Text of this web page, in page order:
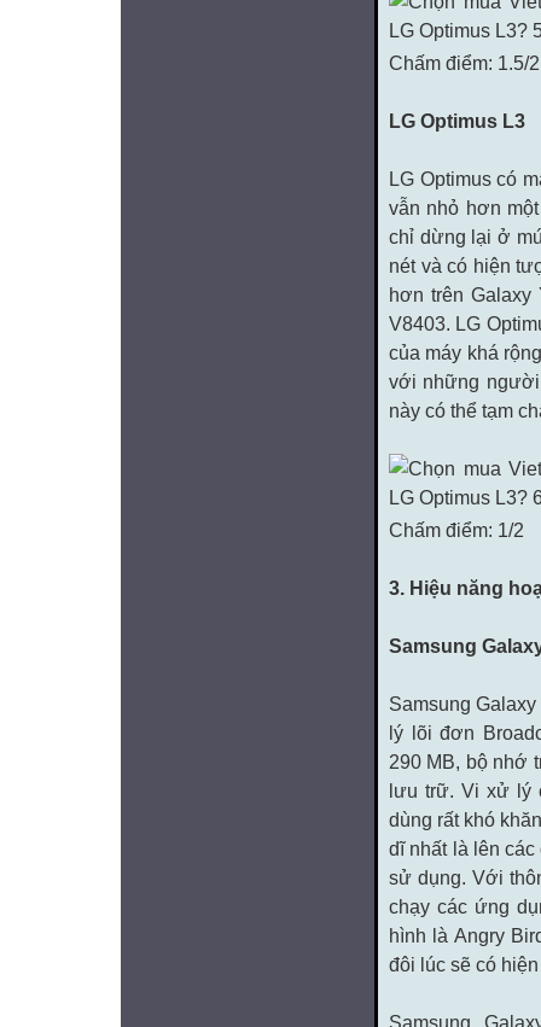
Chấm điểm: 1.5/2
LG Optimus L3
LG Optimus có
vẫn nhỏ hơn
chỉ dừng lại ở
nét và có hiện
hơn trên
V8403. LG
của máy khá
với những người
này có thể tạm
Chấm điểm: 1/2
3. Hiệu năng
Samsung
Samsung
lý lõi đơn
290 MB, bộ nhớ
lưu trữ. Vi xử lý
dùng rất khó
dĩ nhất là lên
sử dụng. Với
chạy các ứng
hình là Angry
đôi lúc sẽ có
Samsung